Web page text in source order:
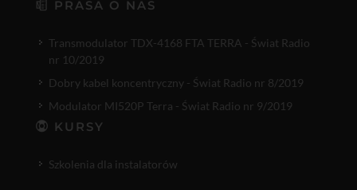
PRASA O NAS
Transmodulator TDX-4168 FTA TERRA - Świat Radio
nr 10/2019
Dobry kabel koncentryczny - Świat Radio nr 8/2019
Modulator MI520P Terra - Świat Radio nr 9/2019
KURSY
Szkolenia dla instalatorów